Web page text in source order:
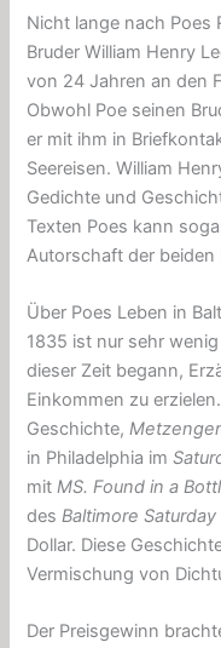
Nicht lange nach Poes
Bruder William Henry
von 24 Jahren an den
Obwohl Poe seinen
er mit ihm in
Seereisen. William
Gedichte und
Texten Poes kann
Autorschaft der beiden
Über Poes Leben in
1835 ist nur sehr
dieser Zeit begann,
Einkommen zu
Geschichte,
in Philadelphia im
mitMS. Found in a
desBaltimore
Dollar. Diese
Vermischung von
Der Preisgewinn